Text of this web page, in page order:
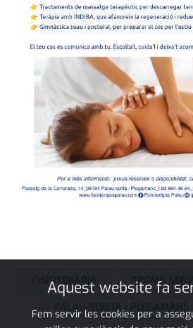
editorial
FISIOTERÀPIA PROMO
PALAU-SOLITÀ I PLEGAMANS
Aquest website fa
Fem servir les cookies per a